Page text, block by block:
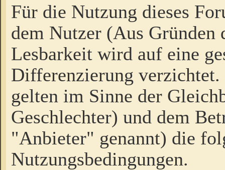
Für die Nutzung dieses
dem Nutzer (Aus Gründen
Lesbarkeit wird auf eine
Differenzierung
gelten im Sinne der
Geschlechter) und dem
"Anbieter" genannt) die
Nutzungsbedingungen.